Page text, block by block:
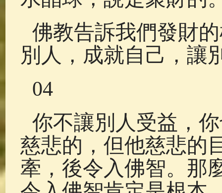
佛教告訴我們發財
別人，成就自己，讓
04
你不讓別人受益，
慈悲的，但他慈悲的
牽，後令入佛智。那